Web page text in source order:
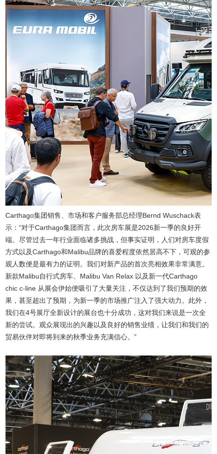
Carthago集团销售、市场和客户服务部总经理Bernd Wuschack表
示：“对于Carthago集团而言，此次房车展是2026新一季的良好开
端。尽管过去一年行业面临诸多挑战，但事实证明，人们对房车度假
方式以及Carthago和Malibu品牌的喜爱程度依然居高不下，可观的参
观人数便是最有力的证明。我们对新产品的首次亮相效果非常满意。
新款Malibu自行式房车、Malibu Van Relax 以及新一代Carthago
chic c-line 从展会伊始便吸引了大量关注，不仅达到了我们预期的效
果，甚至超出了预期，为新一季的市场推广注入了强大动力。此外，
我们在4号展厅全新设计的展台也十分成功，这对我们来说是一次全
新的尝试。观众展现出的兴趣以及良好的销售业绩，让我们和我们的
贸易伙伴对即将到来的秋季业务充满信心。”